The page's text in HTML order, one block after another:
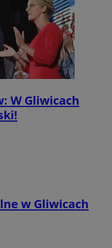
W Gliwicach
w Gliwicach